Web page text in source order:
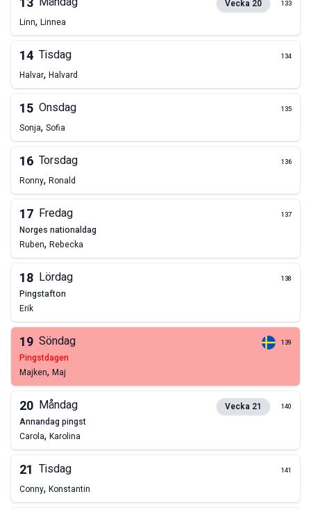
Vecka 20 133
Linn, Linnea
14 Tisdag 134
Halvar, Halvard
15 Onsdag 135
Sonja, Sofia
16 Torsdag 136
Ronny, Ronald
17 Fredag 137
norges nationaldag
Ruben, Rebecka
18 Lördag 138
pingstafton
Erik
19 Söndag 139
pingstdagen
Majken, Maj
20 Måndag Vecka 21 140
annandag pingst
Carola, Karolina
21 Tisdag 141
Conny, Konstantin